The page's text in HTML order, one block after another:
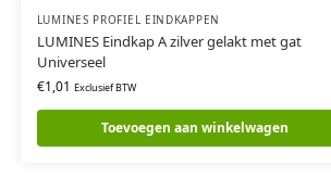
LUMINES PROFIEL EINDKAPPEN
LUMINES Eindkap A zilver gelakt met gat
Universeel
€1,01 Exclusief BTW
Toevoegen aan winkelwagen